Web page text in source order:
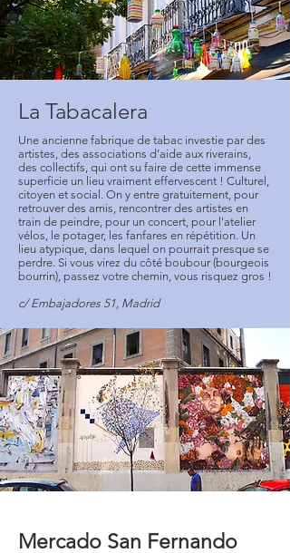
La Tabacalera
Une ancienne fabrique de tabac investie par des
artistes, des associations d’aide aux riverains,
des collectifs, qui ont su faire de cette immense
superficie un lieu vraiment effervescent ! Culturel,
citoyen et social. On y entre gratuitement, pour
retrouver des amis, rencontrer des artistes en
train de peindre, pour un concert, pour l'atelier
vélos, le potager, les fanfares en répétition. Un
lieu atypique, dans lequel on pourrait presque se
perdre. Si vous virez du côté boubour (bourgeois
bourrin), passez votre chemin, vous risquez gros !
c/ Embajadores 51, Madrid
Mercado San Fernando